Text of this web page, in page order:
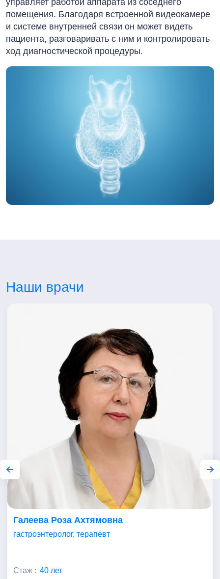
помещения. Благодаря встроенной видеокамере
и системе внутренней связи он может видеть
пациента, разговаривать с ним и контролировать
ход диагностической процедуры.
Наши врачи
Галеева Роза Ахтямовна
гастроэнтеролог, терапевт
Стаж : 40 лет